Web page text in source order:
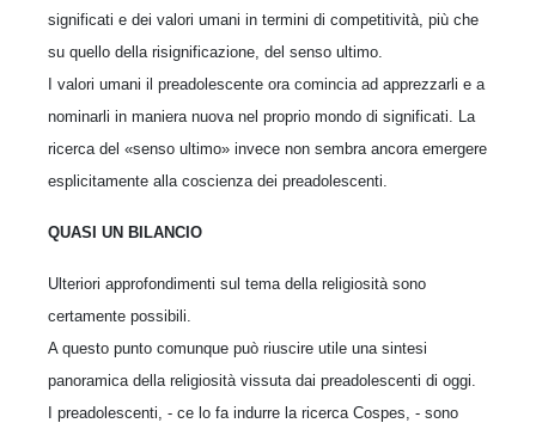
significati e dei valori umani in termini di competitività, più che
su quello della risignificazione, del senso ultimo.
I valori umani il preadolescente ora comincia ad apprezzarli e a
nominarli in maniera nuova nel proprio mondo di significati. La
ricerca del «senso ultimo» invece non sembra ancora emergere
esplicitamente alla coscienza dei preadolescenti.
QUASI UN BILANCIO
Ulteriori approfondimenti sul tema della religiosità sono
certamente possibili.
A questo punto comunque può riuscire utile una sintesi
panoramica della religiosità vissuta dai preadolescenti di oggi.
I preadolescenti, - ce lo fa indurre la ricerca Cospes, - sono